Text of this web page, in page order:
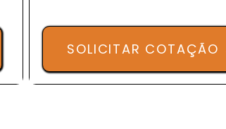
SOLICITAR COTAÇÃO